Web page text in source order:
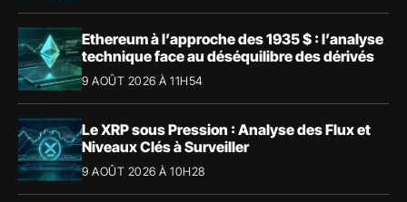
Ethereum à l’approche des 1935 $ : l’analyse
technique face au déséquilibre des dérivés
9 AOÛT 2026 À 11H54
Le XRP sous Pression : Analyse des Flux et
Niveaux Clés à Surveiller
9 AOÛT 2026 À 10H28